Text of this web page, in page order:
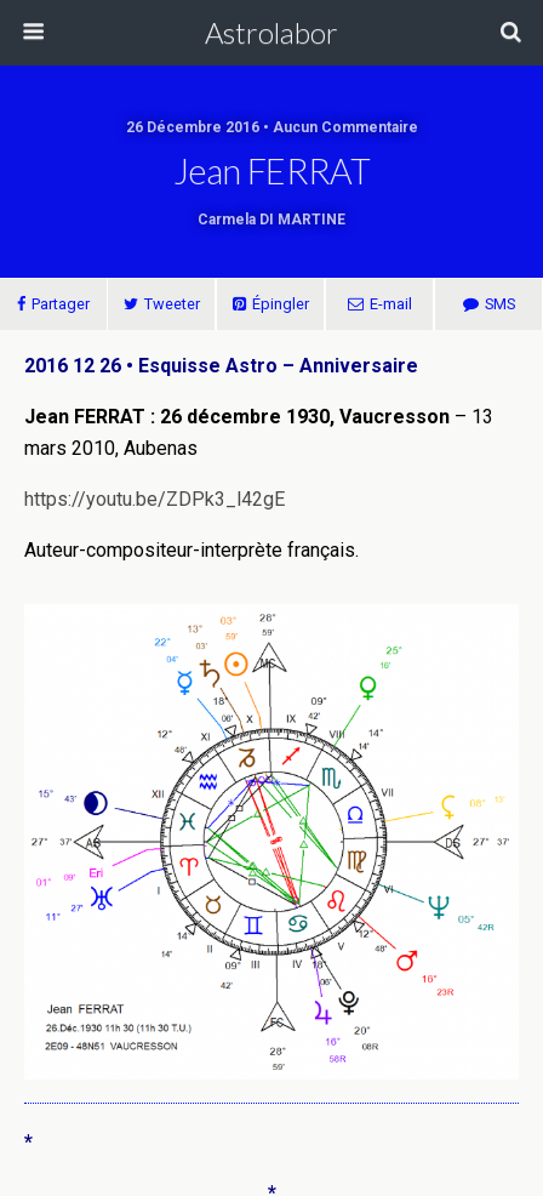
Astrolabor
26 Décembre 2016 • Aucun Commentaire
Jean FERRAT
Carmela DI MARTINE
Partager Tweeter Épingler E-mail SMS
2016 12 26 • Esquisse Astro – Anniversaire
Jean FERRAT : 26 décembre 1930, Vaucresson – 13
mars 2010, Aubenas
https://youtu.be/ZDPk3_l42gE
Auteur-compositeur-interprète français.
*